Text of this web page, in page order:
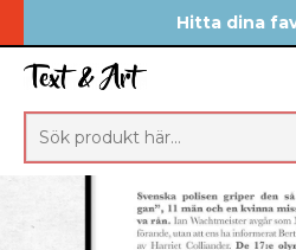
Hitta dina